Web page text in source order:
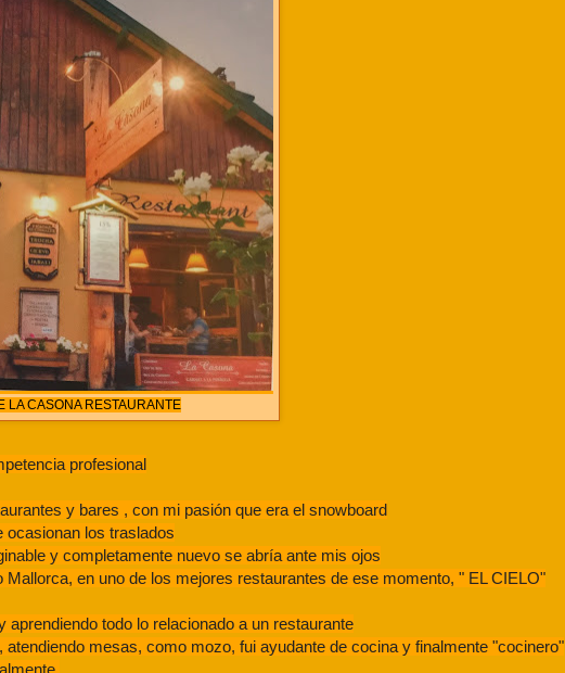
LA CASONA RESTAURANTE
profesional
y bares , con mi pasión que era el snowboard
los traslados
y completamente nuevo se abría ante mis ojos
en uno de los mejores restaurantes de ese momento, " EL CIELO"
todo lo relacionado a un restaurante
mesas, como mozo, fui ayudante de cocina y finalmente "cocinero"